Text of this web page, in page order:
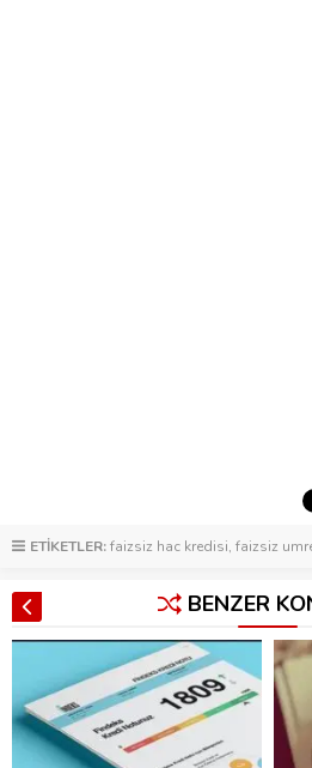
ETİKETLER:faizsiz hac kredisi, faizsiz
BENZER